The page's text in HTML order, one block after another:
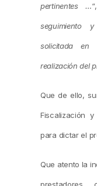
pertinentes …
seguimiento
solicitada en
realización del
Que de ello,
Fiscalización
para dictar el
Que atento la